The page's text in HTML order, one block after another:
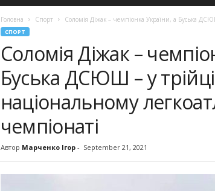
Головна Спорт Соломія Діжак – чемпіонка України, а Буська
СПОРТ
Соломія Діжак –
Буська ДСЮШ – у трійці
національному
чемпіонаті
Автор Марченко Ігор- September 21, 2021